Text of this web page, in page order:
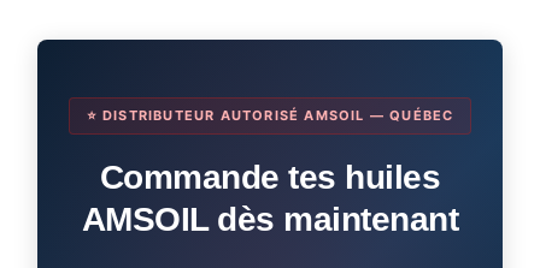
⭐ DISTRIBUTEUR AUTORISÉ AMSOIL — QUÉBEC
Commande tes huiles
AMSOIL dès maintenant